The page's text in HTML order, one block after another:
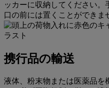
ッカーに収納してください。
口の前には置くことができま
携行品の輸送
液体、粉末物または医薬品を